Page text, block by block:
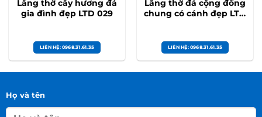
Lăng thờ cây hương đá
gia đình đẹp LTD 029
LIÊN HỆ: 0968.31.61.35
Lăng thờ đá cộng đồng
chung có cánh đẹp LTD
LIÊN HỆ: 0968.31.61.35
Họ và tên